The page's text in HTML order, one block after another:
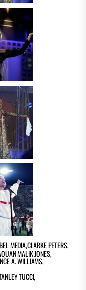
MEDIA,CLARKE PETERS,
MALIK JONES,
A. WILLIAMS,
TUCCI,